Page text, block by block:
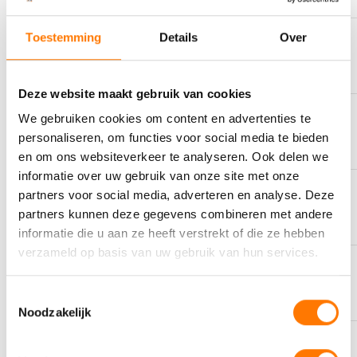
Toestemming Details Over
Deze website maakt gebruik van cookies
We gebruiken cookies om content en advertenties te
personaliseren, om functies voor social media te bieden
en om ons websiteverkeer te analyseren. Ook delen we
informatie over uw gebruik van onze site met onze
partners voor social media, adverteren en analyse. Deze
partners kunnen deze gegevens combineren met andere
informatie die u aan ze heeft verstrekt of die ze hebben
verzameld op basis van uw gebruik van hun services.
Noodzakelijk
AS MET ZWAVEL
KLEUR
OMSCHRIJVING Heavy Duty Diesel Oil
SAMENSTELLING